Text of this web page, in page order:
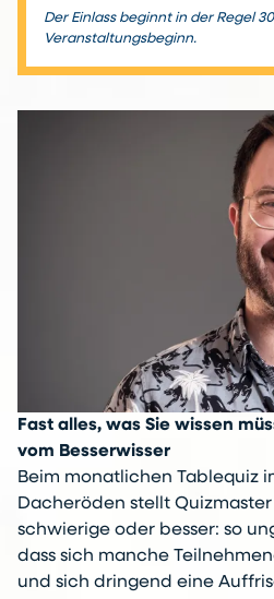
Der Einlass beginnt in der Regel
Veranstaltungsbeginn.
Fast alles, was Sie wissen
vom Besserwisser
Beim monatlichen Tablequiz
Dacheröden stellt
schwierige oder besser: so
dass sich manche
und sich dringend eine